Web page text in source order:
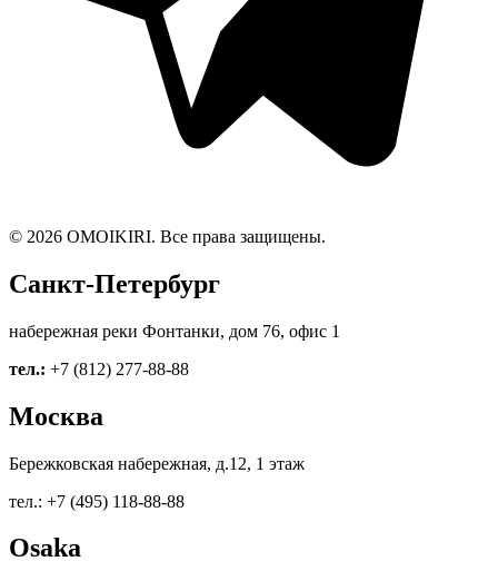
© 2026 OMOIKIRI. Все права защищены.
Санкт-Петербург
набережная реки Фонтанки, дом 76, офис 1
тел.: +7 (812) 277-88-88
Москва
Бережковская набережная, д.12, 1 этаж
тел.: +7 (495) 118-88-88
Osaka